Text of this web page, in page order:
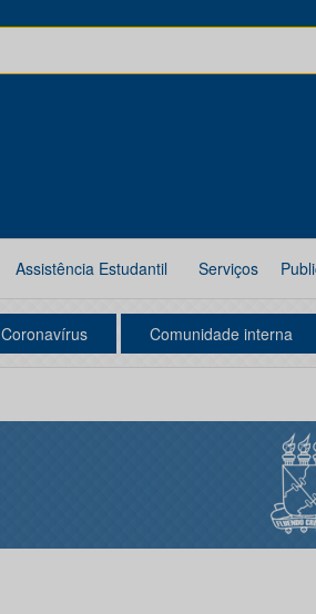
Assistência Estudantil Serviços
Coronavírus Comunidade interna